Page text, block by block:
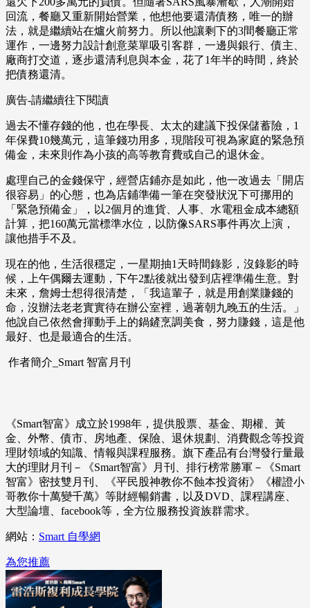
回流，餐廳又重新開始營業，他想他要還清債務，唯一的辦
法，就是繼續站在爐火前努力。所以他讓剩下的3間餐廳正常
運作，一邊努力設計創意菜單吸引客群，一邊與銀行、債主、
廠商打交道，逐步還清利息與本金，花了1年半的時間，終於
把債務還清。
廣告-請繼續往下閱讀
過去不懂存錢的他，也在學長、太太的建議下投保儲蓄險，1
年保費10幾萬元，這筆錢功用多，現階段可視為家庭的緊急預
備金，未來則作為小孩的高等教育費或自己的退休金。
處理自己的金錢保守，經營店鋪亦是如此，他一改過去「開店
很容易」的心態，也為店鋪準備一筆在突發狀況下可挪用的
「緊急預備金」，以2個月的進貨、人事、水電租金成本總額
計算，把160萬元當標準水位，以防像SARS事件再次上演，
讓他措手不及。
現在的他，生活很穩定，一星期抽1天時間錄影，沒錄影的時
候，上午偶爾去運動，下午2點後就出發到店裡準備生意。對
未來，詹姆士想得很清楚，「我這輩子，就是用創業賺錢的
命，沒辦法老老實實待在辦公室裡，過著朝九晚五的生活。」
他說自己依然會揮動手上的鍋鏟烹調美食，努力賺錢，這是他
最好、也是最適合的生活。
作者簡介_Smart 智富月刊
《Smart智富》成立於1998年，提供股票、基金、期權、黃
金、外幣、債市、房地產、保險、退休規劃、消費觀念等投資
理財領域的知識、情報與課程服務。旗下產品有台灣發行量最
大的理財月刊－《Smart智富》月刊、排行榜常勝軍－《Smart
智富》密技雙月刊、《平民股神教你不蝕本投資術》《權證小
哥教你十萬變千萬》等財經暢銷書，以及DVD、課程講座、
大型論壇、facebook等，全方位服務投資族群需求。
網站： Smart 自學網
為您推薦